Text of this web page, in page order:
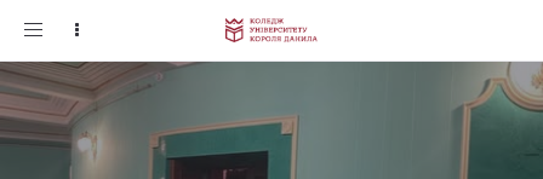
Toggle